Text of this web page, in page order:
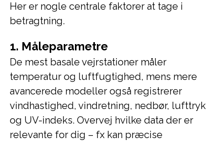
Her er nogle centrale faktorer at tage i
betragtning.
1. Måleparametre
De mest basale vejrstationer måler
temperatur og luftfugtighed, mens mere
avancerede modeller også registrerer
vindhastighed, vindretning, nedbør, lufttryk
og UV-indeks. Overvej hvilke data der er
relevante for dig – fx kan præcise